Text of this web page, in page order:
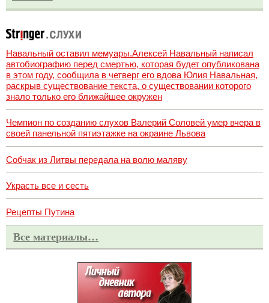
Навальный оставил мемуары.Алексей Навальный написал
автобиографию перед смертью, которая будет опубликована
в этом году, сообщила в четверг его вдова Юлия Навальная,
раскрыв существование текста, о существовании которого
знало только его ближайшее окружен
Чемпион по созданию слухов Валерий Соловей умер вчера в
своей панельной пятиэтажке на окраине Львова
Собчак из Литвы передала на волю маляву
Украсть все и сесть
Рецепты Путина
Все материалы…